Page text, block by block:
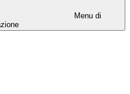
Menu di